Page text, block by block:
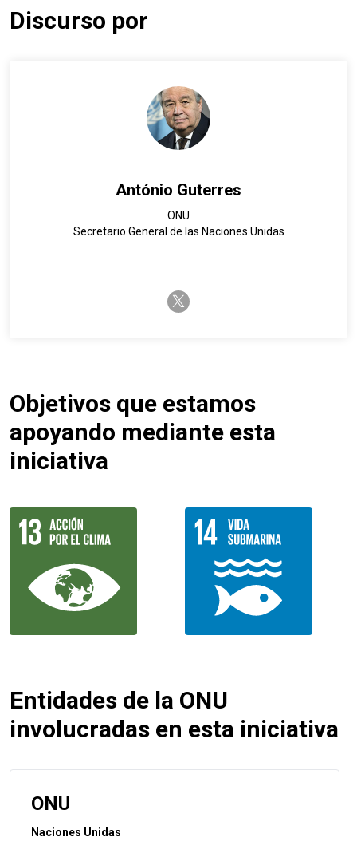
Discurso por
António Guterres
ONU
Secretario General de las Naciones Unidas
twitter-x
Objetivos que estamos
apoyando mediante esta
iniciativa
Entidades de la ONU
involucradas en esta iniciativa
ONU
Naciones Unidas